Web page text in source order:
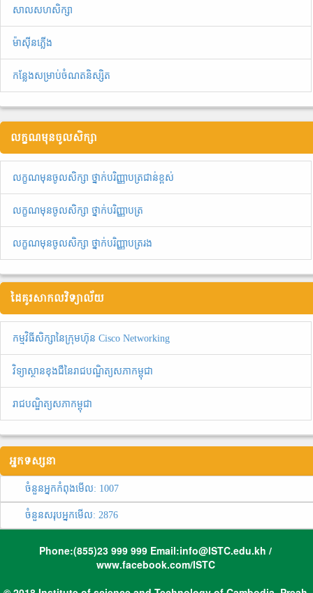
សាលសហសិក្សា
ម៉ាស៊ីនភ្លើង
កន្លែងសម្រាប់ចំណតនិស្សិត
លក្ខណមុនចូលសិក្សា
លក្ខណមុនចូលសិក្សា ថ្នាក់បរិញ្ញាបត្រជាន់ខ្ពស់
លក្ខណមុនចូលសិក្សា ថ្នាក់បរិញ្ញាបត្រ
លក្ខណមុនចូលសិក្សា ថ្នាក់បរិញ្ញាបត្ររង
ដៃគូរសាកលវិទ្យាល័យ
កម្មវិធីសិក្សានៃក្រុមហ៊ុន Cisco Networking
វិទ្យាស្ថានខុងជឺនៃរាជបណ្ឌិត្យសភាកម្ពុជា
រាជបណ្ឌិត្យសភាកម្ពុជា
អ្នកទស្សនា
ចំនួនអ្នកកំពុងមើល: 1007
ចំនួនសរុបអ្នកមើល: 2876
Phone:(855)23 999 999 Email:info@ISTC.edu.kh /
www.facebook.com/ISTC